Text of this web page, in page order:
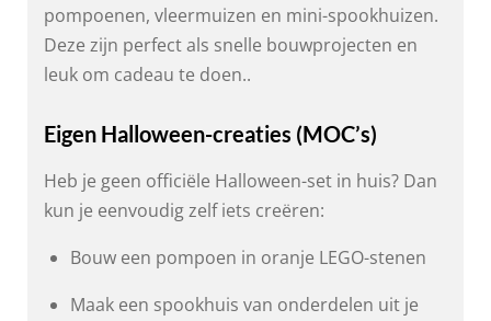
pompoenen, vleermuizen en mini-spookhuizen.
Deze zijn perfect als snelle bouwprojecten en
leuk om cadeau te doen..
Eigen Halloween-creaties (MOC’s)
Heb je geen officiële Halloween-set in huis? Dan
kun je eenvoudig zelf iets creëren:
Bouw een pompoen in oranje LEGO-stenen
Maak een spookhuis van onderdelen uit je